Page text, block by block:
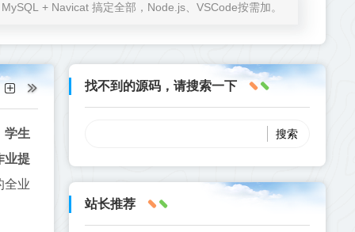
+ Navicat 搞定全部，Node.js、VSCode按需加。
学生
业提
全业
找不到的源码，请搜索一下
站长推荐